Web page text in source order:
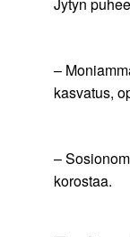
Jytyn
–
kasvatus,
–
korostaa.